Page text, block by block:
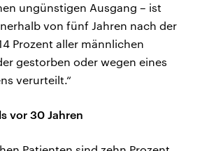
ungünstigen Ausgang – ist
von fünf Jahren nach der
Prozent aller männlichen
gestorben oder wegen eines
verurteilt.“
vor 30 Jahren